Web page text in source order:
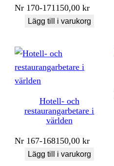
Nr 170-171150,00kr
Lägg till i varukorg
Hotell- och
restaurangarbetare i
världen
Nr 167-168150,00kr
Lägg till i varukorg